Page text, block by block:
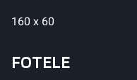
160 x 60
FOTELE